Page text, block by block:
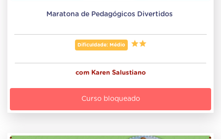
Maratona de Pedagógicos Divertidos
Dificuldade: Médio
com Karen Salustiano
Curso bloqueado